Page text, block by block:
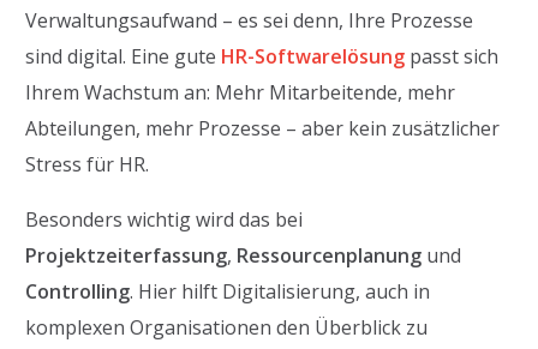
Verwaltungsaufwand – es sei denn, Ihre Prozesse
sind digital. Eine gute HR-Softwarelösung passt sich
Ihrem Wachstum an: Mehr Mitarbeitende, mehr
Abteilungen, mehr Prozesse – aber kein zusätzlicher
Stress für HR.
Besonders wichtig wird das bei
Projektzeiterfassung, Ressourcenplanung und
Controlling. Hier hilft Digitalisierung, auch in
komplexen Organisationen den Überblick zu